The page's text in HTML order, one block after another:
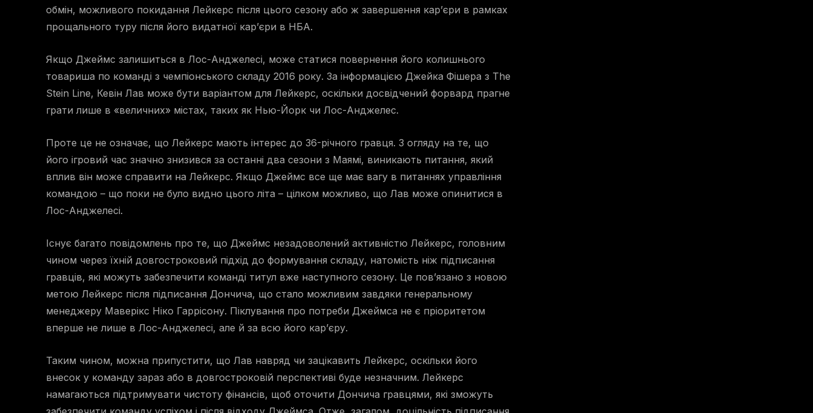
обмін, можливого покидання Лейкерс після цього сезону або ж завершення кар’єри в рамках
прощального туру після його видатної кар’єри в НБА.
Якщо Джеймс залишиться в Лос-Анджелесі, може статися повернення його колишнього
товариша по команді з чемпіонського складу 2016 року. За інформацією Джейка Фішера з The
Stein Line, Кевін Лав може бути варіантом для Лейкерс, оскільки досвідчений форвард прагне
грати лише в «величних» містах, таких як Нью-Йорк чи Лос-Анджелес.
Проте це не означає, що Лейкерс мають інтерес до 36-річного гравця. З огляду на те, що
його ігровий час значно знизився за останні два сезони з Маямі, виникають питання, який
вплив він може справити на Лейкерс. Якщо Джеймс все ще має вагу в питаннях управління
командою – що поки не було видно цього літа – цілком можливо, що Лав може опинитися в
Лос-Анджелесі.
Існує багато повідомлень про те, що Джеймс незадоволений активністю Лейкерс, головним
чином через їхній довгостроковий підхід до формування складу, натомість ніж підписання
гравців, які можуть забезпечити команді титул вже наступного сезону. Це пов’язано з новою
метою Лейкерс після підписання Дончича, що стало можливим завдяки генеральному
менеджеру Маверікс Ніко Гаррісону. Піклування про потреби Джеймса не є пріоритетом
вперше не лише в Лос-Анджелесі, але й за всю його кар’єру.
Таким чином, можна припустити, що Лав навряд чи зацікавить Лейкерс, оскільки його
внесок у команду зараз або в довгостроковій перспективі буде незначним. Лейкерс
намагаються підтримувати чистоту фінансів, щоб оточити Дончича гравцями, які зможуть